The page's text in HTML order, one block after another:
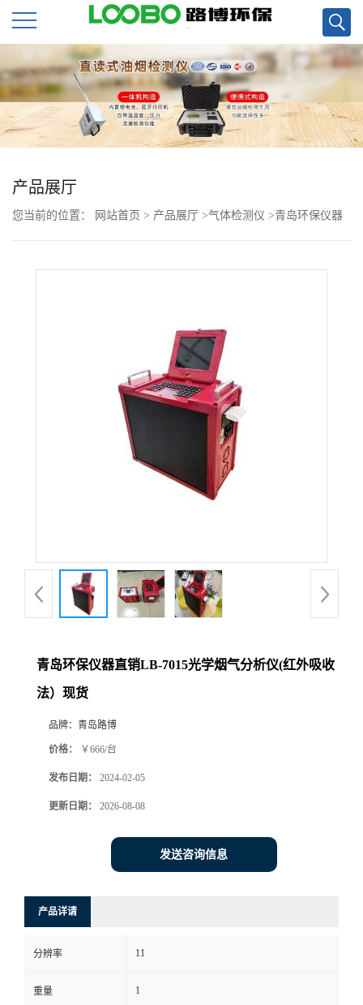
公
司
首
页
公
品
系
方
式
产品展厅
您当前的位置： 网站首页 > 产品展厅 >气体检测仪 >青岛环保仪器
青岛环保仪器直销LB-7015光学烟气分析仪(红外吸收
法）现货
品牌： 青岛路博
价格： ￥666/台
发布日期： 2024-02-05
更新日期： 2026-08-08
发送咨询信息
产品详请
分辨率 11
重量 1